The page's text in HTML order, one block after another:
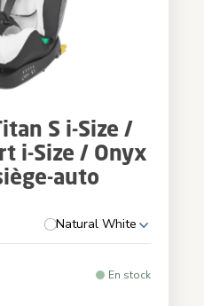
S i-Size /
i-Size / Onyx
auto
Natural White
En stock